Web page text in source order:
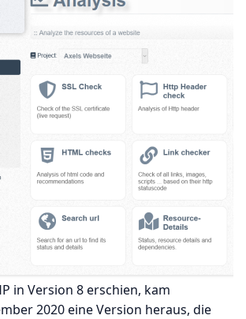
in Version 8 erschien, kam
2020 eine Version heraus, die